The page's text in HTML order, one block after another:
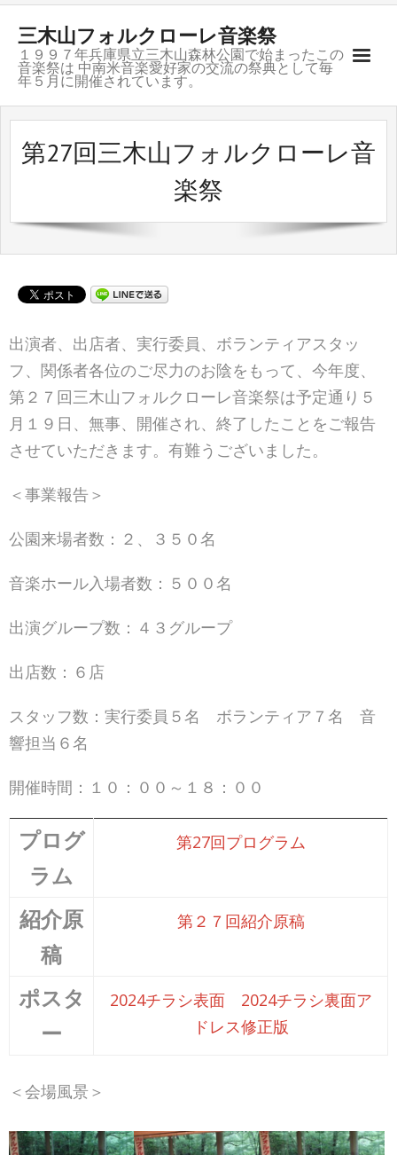
三木山フォルクローレ音楽祭
１９９７年兵庫県立三木山森林公園で始まったこの
音楽祭は 中南米音楽愛好家の交流の祭典として毎
年５月に開催されています。
ご挨拶
開催記録
会場のご案内
お問合せ
グループ紹介
リンク
第27回三木山フォルクローレ音
楽祭
出演者、出店者、実行委員、ボランティアスタッ
フ、関係者各位のご尽力のお陰をもって、今年度、
第２７回三木山フォルクローレ音楽祭は予定通り５
月１９日、無事、開催され、終了したことをご報告
させていただきます。有難うございました。
＜事業報告＞
公園来場者数：２、３５０名
音楽ホール入場者数：５００名
出演グループ数：４３グループ
出店数：６店
スタッフ数：実行委員５名 ボランティア７名 音
響担当６名
開催時間：１０：００～１８：００
プログ
ラム
第27回プログラム
紹介原
稿
第２７回紹介原稿
ポスタ
ー
2024チラシ表面
2024チラシ裏面ア
ドレス修正版
＜会場風景＞